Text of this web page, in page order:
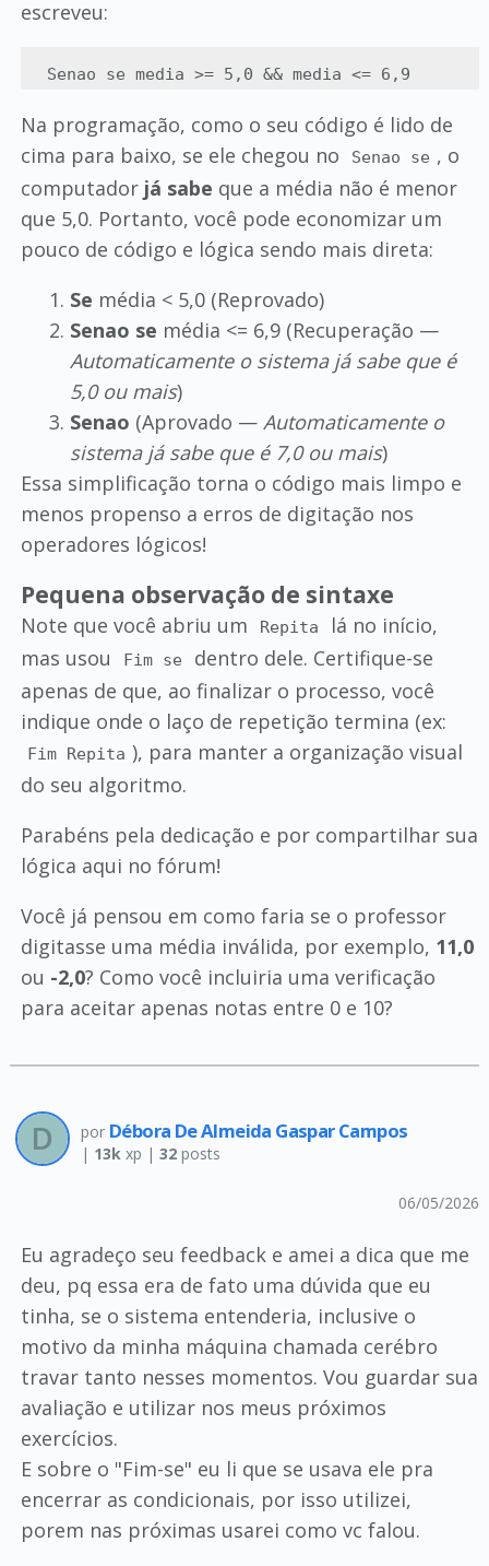
escreveu:
Senao se media >= 5,0 && media <= 6,9
Na programação, como o seu código é lido de
cima para baixo, se ele chegou no
Senao se , o
computador já sabe que a média não é menor
que 5,0. Portanto, você pode economizar um
pouco de código e lógica sendo mais direta:
Se média < 5,0 (Reprovado)
Senao se média <= 6,9 (Recuperação —
Automaticamente o sistema já sabe que é
5,0 ou mais)
Senao (Aprovado — Automaticamente o
sistema já sabe que é 7,0 ou mais)
Essa simplificação torna o código mais limpo e
menos propenso a erros de digitação nos
operadores lógicos!
Pequena observação de sintaxe
Note que você abriu um Repita
lá no início,
mas usou
Fim se
dentro dele. Certifique-se
apenas de que, ao finalizar o processo, você
indique onde o laço de repetição termina (ex:
Fim Repita ), para manter a organização visual
do seu algoritmo.
Parabéns pela dedicação e por compartilhar sua
lógica aqui no fórum!
Você já pensou em como faria se o professor
digitasse uma média inválida, por exemplo, 11,0
ou -2,0? Como você incluiria uma verificação
para aceitar apenas notas entre 0 e 10?
por Débora De Almeida Gaspar Campos
| 13kxp | 32posts
06/05/2026
Eu agradeço seu feedback e amei a dica que me
deu, pq essa era de fato uma dúvida que eu
tinha, se o sistema entenderia, inclusive o
motivo da minha máquina chamada cerébro
travar tanto nesses momentos. Vou guardar sua
avaliação e utilizar nos meus próximos
exercícios.
E sobre o "Fim-se" eu li que se usava ele pra
encerrar as condicionais, por isso utilizei,
porem nas próximas usarei como vc falou.